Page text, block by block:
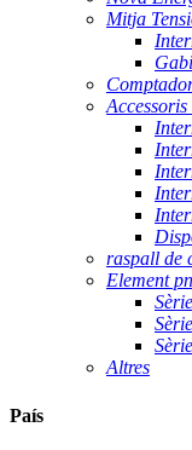
Mitja
raspall de
Element
Altres
País